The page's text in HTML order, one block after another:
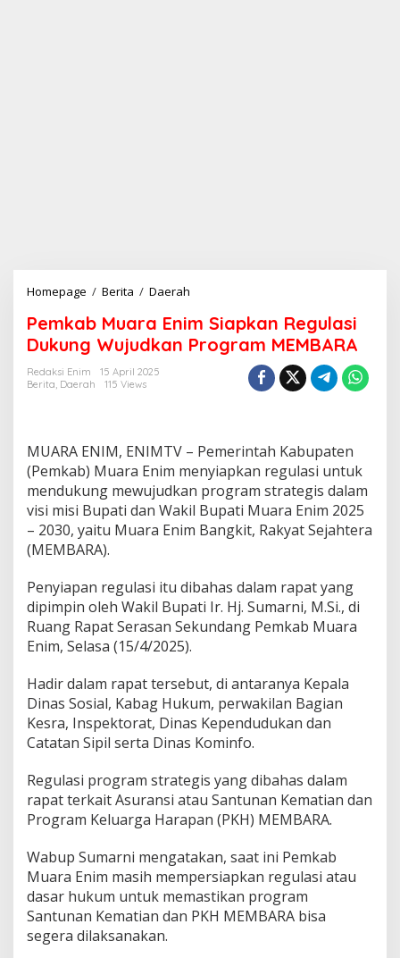
Homepage / Berita / Daerah
m
k
a
a
E
n
i
m
S
p
k
a
n
g
u
l
a
s
D
u
k
u
g
W
u
j
u
Pemkab Muara Enim Siapkan Regulasi
Dukung Wujudkan Program MEMBARA
Redaksi Enim
15 April 2025
Berita, Daerah 115 Views
MUARA ENIM, ENIMTV – Pemerintah Kabupaten
(Pemkab) Muara Enim menyiapkan regulasi untuk
mendukung mewujudkan program strategis dalam
visi misi Bupati dan Wakil Bupati Muara Enim 2025
– 2030, yaitu Muara Enim Bangkit, Rakyat Sejahtera
(MEMBARA).
Penyiapan regulasi itu dibahas dalam rapat yang
dipimpin oleh Wakil Bupati Ir. Hj. Sumarni, M.Si., di
Ruang Rapat Serasan Sekundang Pemkab Muara
Enim, Selasa (15/4/2025).
Hadir dalam rapat tersebut, di antaranya Kepala
Dinas Sosial, Kabag Hukum, perwakilan Bagian
Kesra, Inspektorat, Dinas Kependudukan dan
Catatan Sipil serta Dinas Kominfo.
Regulasi program strategis yang dibahas dalam
rapat terkait Asuransi atau Santunan Kematian dan
Program Keluarga Harapan (PKH) MEMBARA.
Wabup Sumarni mengatakan, saat ini Pemkab
Muara Enim masih mempersiapkan regulasi atau
dasar hukum untuk memastikan program
Santunan Kematian dan PKH MEMBARA bisa
segera dilaksanakan.